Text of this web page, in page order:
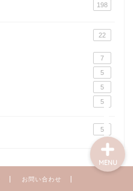
198
22
7
5
5
5
5
お問い合わせ
MENU